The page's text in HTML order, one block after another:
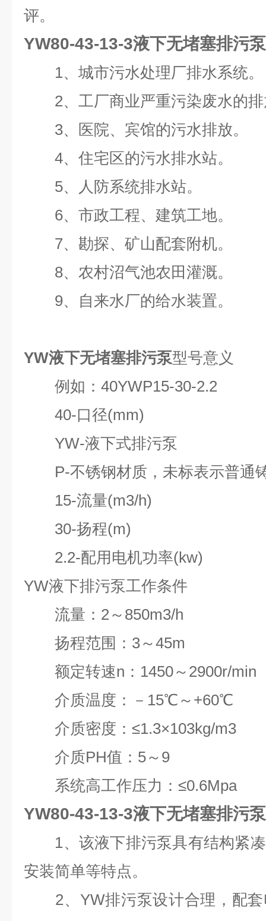
评。
YW80-43-13-3液下无堵塞排污泵
1、城市污水处理厂排水系统。
2、工厂商业严重污染废水的排
3、医院、宾馆的污水排放。
4、住宅区的污水排水站。
5、人防系统排水站。
6、市政工程、建筑工地。
7、勘探、矿山配套附机。
8、农村沼气池农田灌溉。
9、自来水厂的给水装置。
YW液下无堵塞排污泵型号意义
例如：40YWP15-30-2.2
40-口径(mm)
YW-液下式排污泵
P-不锈钢材质，未标表示普通
15-流量(m3/h)
30-扬程(m)
2.2-配用电机功率(kw)
YW液下排污泵工作条件
流量：2～850m3/h
扬程范围：3～45m
额定转速n：1450～2900r/min
介质温度：－15℃～+60℃
介质密度：≤1.3×103kg/m3
介质PH值：5～9
系统高工作压力：≤0.6Mpa
YW80-43-13-3液下无堵塞排污泵
1、该液下排污泵具有结构紧凑
安装简单等特点。
2、YW排污泵设计合理，配套